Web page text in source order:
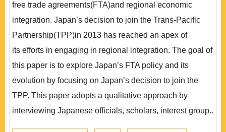
free trade agreements(FTA)and regional economic
integration. Japan’s decision to join the Trans-Pacific
Partnership(TPP)in 2013 has reached an apex of
its efforts in engaging in regional integration. The goal of
this paper is to explore Japan’s FTA policy and its
evolution by focusing on Japan’s decision to join the
TPP. This paper adopts a qualitative approach by
interviewing Japanese officials, scholars, interest group..